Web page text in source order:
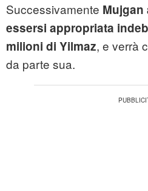
Successivamente Mujgan
essersi appropriata
milioni di Yilmaz, e verrà
da parte sua.